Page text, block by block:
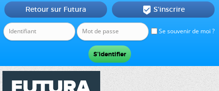
Se souvenir de moi ?
Retour sur Futura  S'inscrire